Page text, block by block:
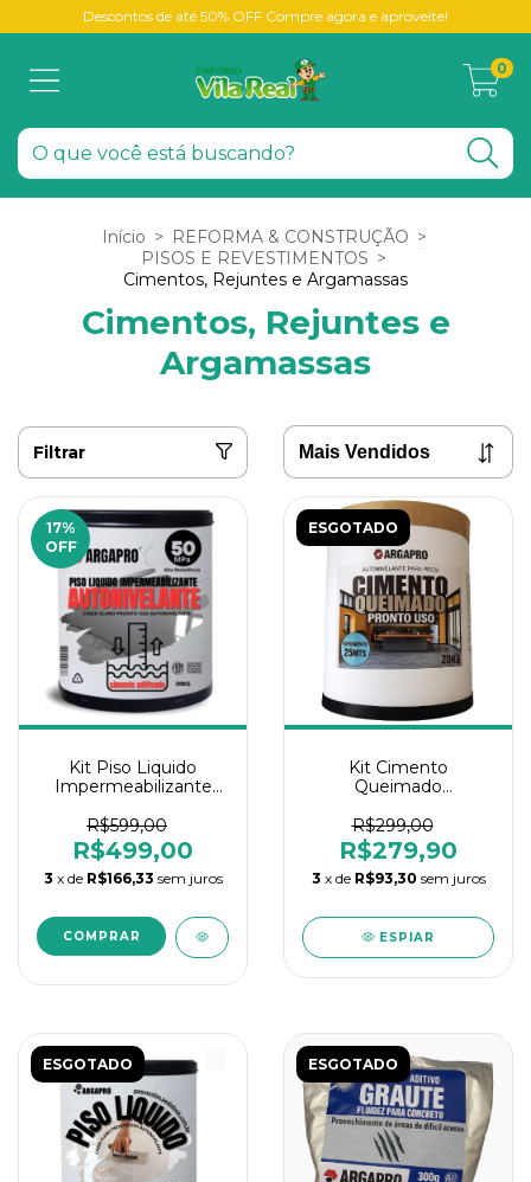
Descontos de até 50% OFF Compre agora e aproveite!
0
Início > REFORMA & CONSTRUÇÃO >
PISOS E REVESTIMENTOS >
Cimentos, Rejuntes e Argamassas
Cimentos, Rejuntes e
Argamassas
Filtrar
17%
OFF
Kit Piso Liquido
Impermeabilizante
20k Argapro
R$599,00
R$499,00
3 x de R$166,33 sem juros
ESGOTADO
Kit Cimento
Queimado
Piso+Resina 20kg
Argapro
R$299,00
R$279,90
3 x de R$93,30 sem juros
ESPIAR
ESGOTADO ESGOTADO